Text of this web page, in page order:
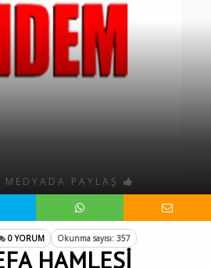
GÖRÜNCE GÖZLERİM DOLDU
MEDYADA PAYLAŞ
0 YORUM Okunma sayısı: 357
HAMLESİ